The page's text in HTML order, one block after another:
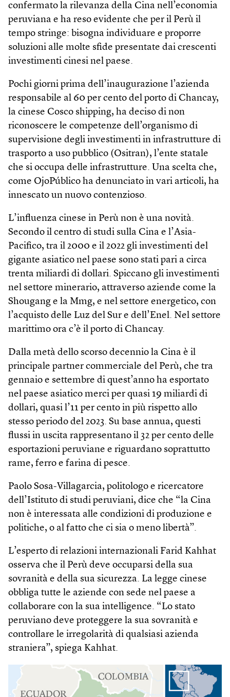
confermato la rilevanza della Cina nell’economia
peruviana e ha reso evidente che per il Perù il
tempo stringe: bisogna individuare e proporre
soluzioni alle molte sfide presentate dai crescenti
investimenti cinesi nel paese.
Pochi giorni prima dell’inaugurazione l’azienda
responsabile al 60 per cento del porto di Chancay,
la cinese Cosco shipping, ha deciso di non
riconoscere le competenze dell’organismo di
supervisione degli investimenti in infrastrutture di
trasporto a uso pubblico (Ositran), l’ente statale
che si occupa delle infrastrutture. Una scelta che,
come OjoPúblico ha denunciato in vari articoli, ha
innescato un nuovo contenzioso.
L’influenza cinese in Perù non è una novità.
Secondo il centro di studi sulla Cina e l’Asia-
Pacifico, tra il 2000 e il 2022 gli investimenti del
gigante asiatico nel paese sono stati pari a circa
trenta miliardi di dollari. Spiccano gli investimenti
nel settore minerario, attraverso aziende come la
Shougang e la Mmg, e nel settore energetico, con
l’acquisto delle Luz del Sur e dell’Enel. Nel settore
marittimo ora c’è il porto di Chancay.
Dalla metà dello scorso decennio la Cina è il
principale partner commerciale del Perù, che tra
gennaio e settembre di quest’anno ha esportato
nel paese asiatico merci per quasi 19 miliardi di
dollari, quasi l’11 per cento in più rispetto allo
stesso periodo del 2023. Su base annua, questi
flussi in uscita rappresentano il 32 per cento delle
esportazioni peruviane e riguardano soprattutto
rame, ferro e farina di pesce.
Paolo Sosa-Villagarcia, politologo e ricercatore
dell’Istituto di studi peruviani, dice che “la Cina
non è interessata alle condizioni di produzione e
politiche, o al fatto che ci sia o meno libertà”.
L’esperto di relazioni internazionali Farid Kahhat
osserva che il Perù deve occuparsi della sua
sovranità e della sua sicurezza. La legge cinese
obbliga tutte le aziende con sede nel paese a
collaborare con la sua intelligence. “Lo stato
peruviano deve proteggere la sua sovranità e
controllare le irregolarità di qualsiasi azienda
straniera”, spiega Kahhat.